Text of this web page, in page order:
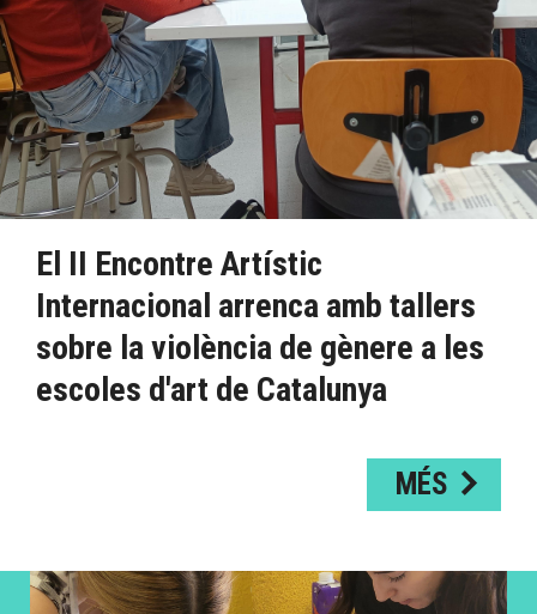
El II Encontre Artístic
Internacional arrenca amb tallers
sobre la violència de gènere a les
escoles d'art de Catalunya
MÉS